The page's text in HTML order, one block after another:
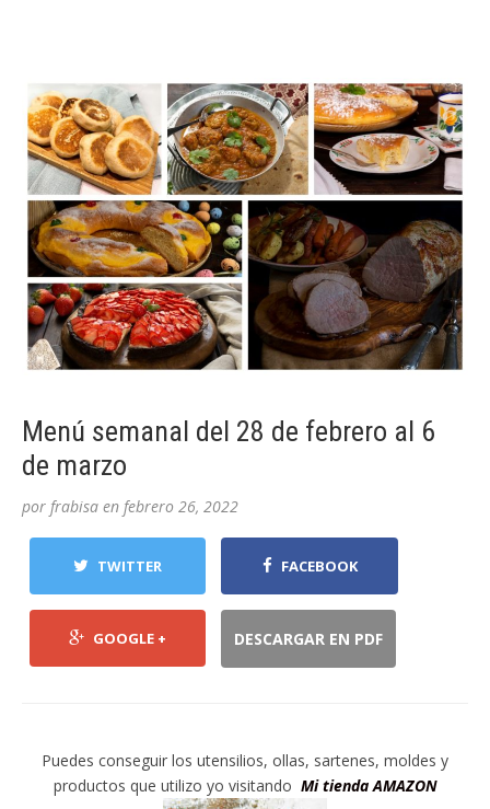
Menú semanal del 28 de febrero al 6
de marzo
por frabisa en febrero 26, 2022
TWITTER FACEBOOK
GOOGLE + DESCARGAR EN PDF
Puedes conseguir los utensilios, ollas, sartenes, moldes y
productos que utilizo yo visitando Mi tienda AMAZON